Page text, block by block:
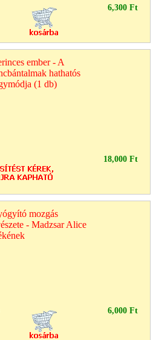
6,300 Ft
ember - A
hathatós
(1 db)
18,000 Ft
mozgás
- Madzsar Alice
6,000 Ft